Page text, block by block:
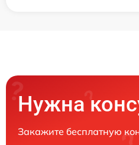
Нужна
Закажите бесплатную